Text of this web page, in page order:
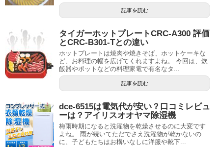
記事を読む
タイガーホットプレートCRC-A300 評価
とCRC-B301-Tとの違い
ホットプレートは焼肉や焼きそば、ホットケーキな
ど、お料理の幅を広げてくれますよね。 今回は、炊
飯器やポットなどの料理家電で有名なタ...
記事を読む
dce-6515は電気代が安い？口コミレビュ
ーは？アイリスオオヤマ除湿機
梅雨時期になると洗濯物を乾燥させるのに大変です
よね。 雨が続いてただでさえ洗濯物が乾かないの
に、子どもたちはお構いなしに洋服や靴下...